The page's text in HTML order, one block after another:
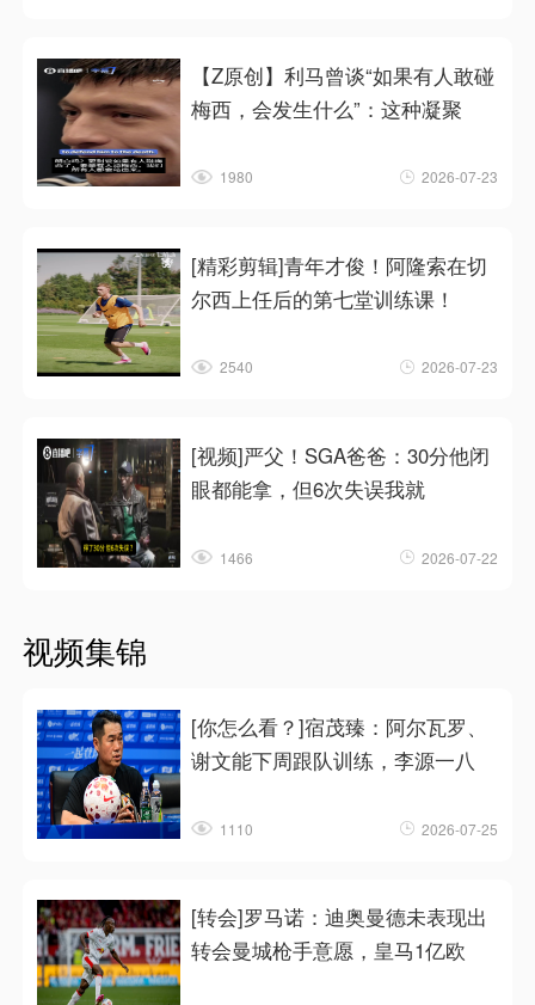
【Z原创】利马曾谈“如果有人敢碰
梅西，会发生什么”：这种凝聚
1980 2026-07-23
[精彩剪辑]青年才俊！阿隆索在切
尔西上任后的第七堂训练课！
2540 2026-07-23
[视频]严父！SGA爸爸：30分他闭
眼都能拿，但6次失误我就
1466 2026-07-22
视频集锦
[你怎么看？]宿茂臻：阿尔瓦罗、
谢文能下周跟队训练，李源一八
1110 2026-07-25
[转会]罗马诺：迪奥曼德未表现出
转会曼城枪手意愿，皇马1亿欧